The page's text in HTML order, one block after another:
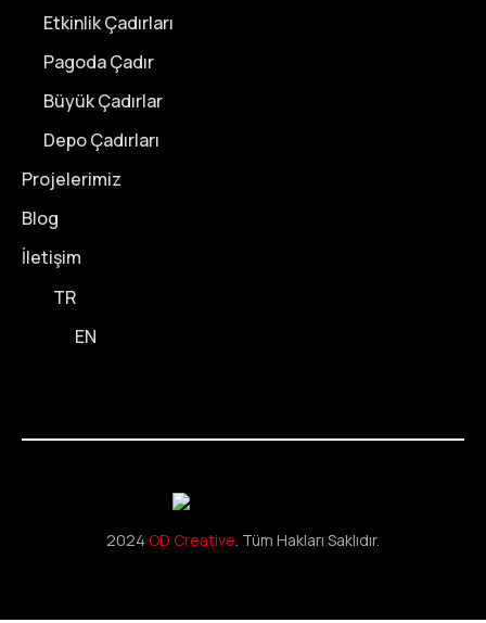
Etkinlik Çadırları
Pagoda Çadır
Büyük Çadırlar
Depo Çadırları
Projelerimiz
Blog
İletişim
TR
EN
2024 OD Creative. Tüm Hakları Saklıdır.